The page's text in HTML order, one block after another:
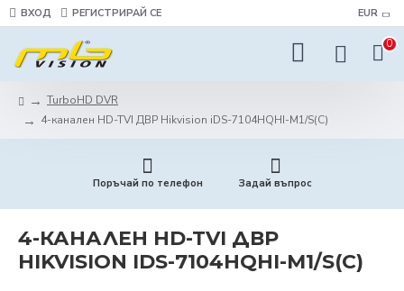
ВХОД РЕГИСТРИРАЙ СЕ EUR
0
TurboHD DVR
4-канален HD-TVI ДВР Hikvision iDS-7104HQHI-M1/S(С)
Поръчай по телефон Задай въпрос
4-КАНАЛЕН HD-TVI ДВР
HIKVISION IDS-7104HQHI-M1/S(С)